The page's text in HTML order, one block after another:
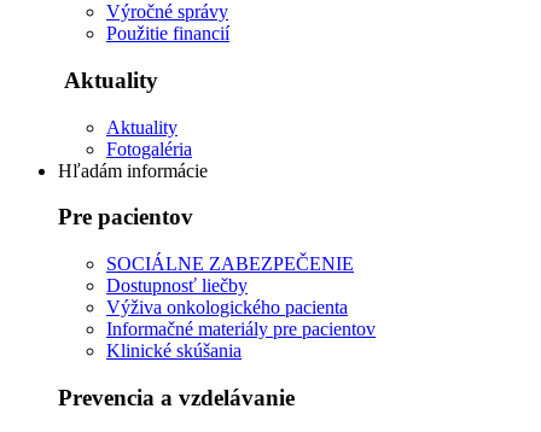
Výročné správy
Použitie financií
Aktuality
Aktuality
Fotogaléria
Hľadám informácie
Pre pacientov
SOCIÁLNE ZABEZPEČENIE
Dostupnosť liečby
Výživa onkologického pacienta
Informačné materiály pre pacientov
Klinické skúšania
Prevencia a vzdelávanie